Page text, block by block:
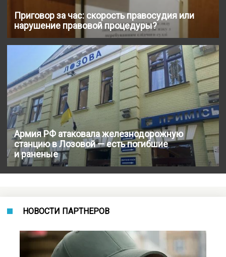
Приговор за час: скорость правосудия или
нарушение правовой процедуры?
Армия РФ атаковала железнодорожную
станцию в Лозовой — есть погибшие
и раненые
НОВОСТИ ПАРТНЕРОВ